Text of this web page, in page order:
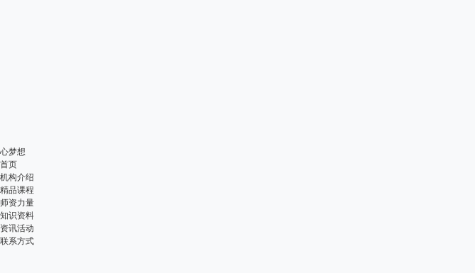
心梦想
首页
机构介绍
精品课程
师资力量
知识资料
资讯活动
联系方式